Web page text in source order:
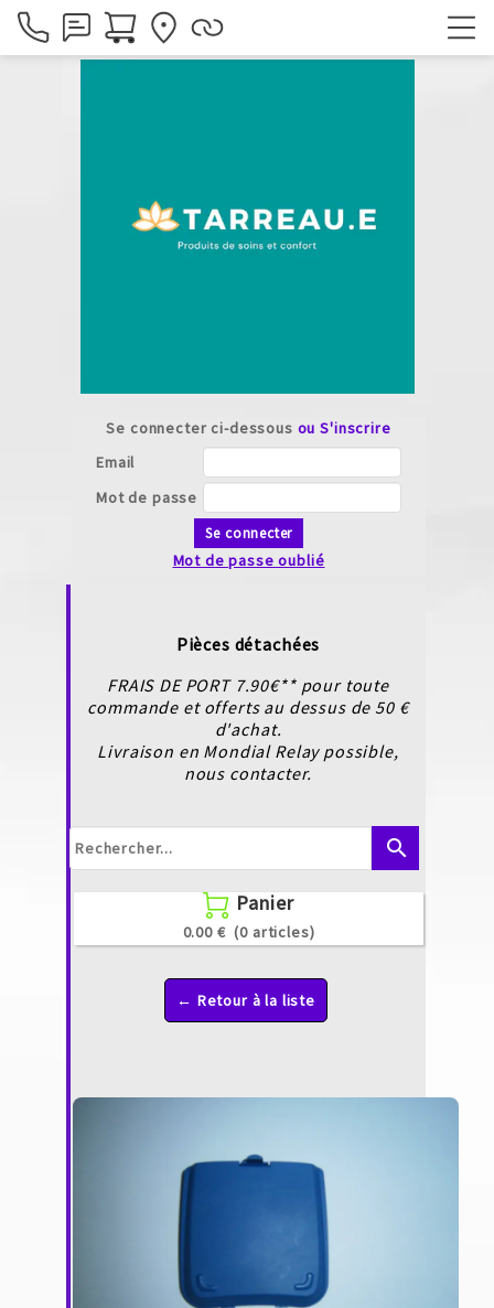
Se connecter ci-dessous ou S'inscrire
Email
Mot de passe
Se connecter
Mot de passe oublié
Pièces détachées
FRAIS DE PORT 7.90€** pour toute
commande et offerts au dessus de 50 €
d'achat.
Livraison en Mondial Relay possible,
nous contacter.
search
 Panier
0.00 € (0 articles)
← Retour à la liste